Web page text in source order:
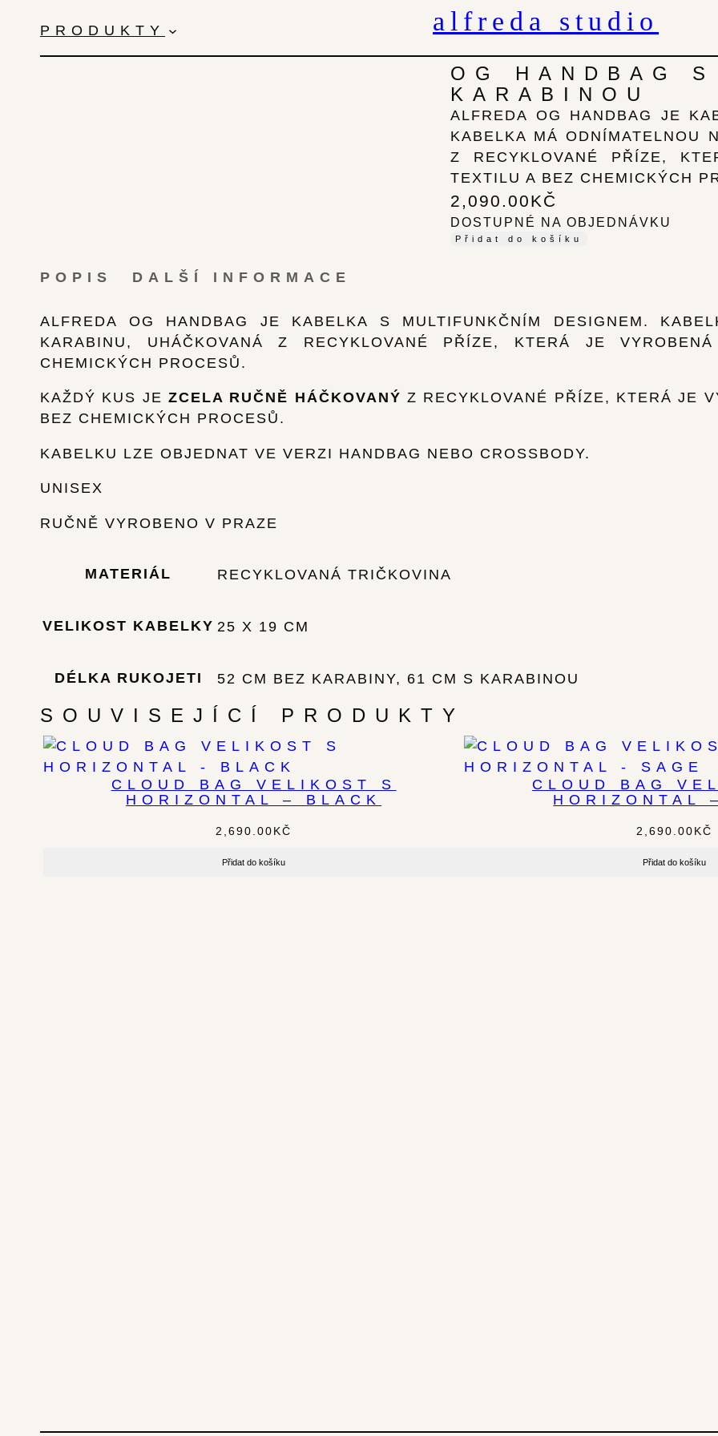
OBSAH
PRODUKTY alfreda studio
OG HANDBAG
KARABINOU
ALFREDA OG HANDBAG JE
KABELKA MÁ ODNÍMATELNOU
Z RECYKLOVANÉ PŘÍZE,
TEXTILU A BEZ CHEMICKÝCH
2,090.00KČ
DOSTUPNÉ NA OBJEDNÁVKU
Přidat do košíku
POPIS DALŠÍ INFORMACE
ALFREDA OG HANDBAG JE KABELKA S MULTIFUNKČNÍM DESIGNEM.
KARABINU, UHÁČKOVANÁ Z RECYKLOVANÉ PŘÍZE, KTERÁ JE
CHEMICKÝCH PROCESŮ.
KAŽDÝ KUS JE ZCELA RUČNĚ HÁČKOVANÝ Z RECYKLOVANÉ PŘÍZE, KTERÁ JE
BEZ CHEMICKÝCH PROCESŮ.
KABELKU LZE OBJEDNAT VE VERZI HANDBAG NEBO CROSSBODY.
UNISEX
RUČNĚ VYROBENO V PRAZE
MATERIÁL RECYKLOVANÁ TRIČKOVINA
VELIKOST KABELKY 25 X 19 CM
DÉLKA RUKOJETI 52 CM BEZ KARABINY, 61 CM S KARABINOU
SOUVISEJÍCÍ PRODUKTY
CLOUD BAG VELIKOST S
HORIZONTAL – BLACK
2,690.00KČ
Přidat do košíku
CLOUD BAG
HORIZONTAL
2,690.00KČ
Přidat do košíku